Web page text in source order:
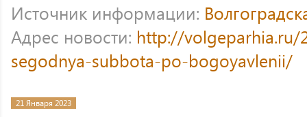
Источник информации:
Адрес новости: http://volgeparhia.ru/
segodnya-subbota-po-bogoyavlenii/
21 Января 2023